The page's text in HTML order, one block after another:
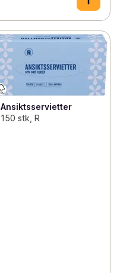
Ansiktsservietter
150 stk, R